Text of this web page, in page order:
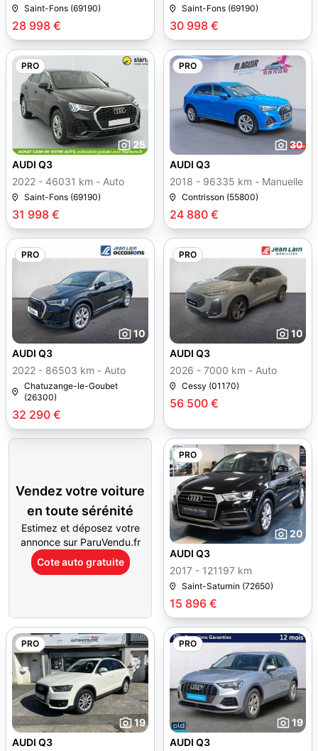
28 998 €
Saint-Fons (69190)
30 998 €
Saint-Fons (69190)
PRO
25
31 998 €
AUDI Q3
2022 - 46031 km - Auto
Saint-Fons (69190)
PRO
30
24 880 €
AUDI Q3
2018 - 96335 km - Manuelle
Contrisson (55800)
PRO
10
32 290 €
AUDI Q3
2022 - 86503 km - Auto
Chatuzange-le-Goubet
(26300)
PRO
10
56 500 €
AUDI Q3
2026 - 7000 km - Auto
Cessy (01170)
Vendez votre voiture
en toute sérénité
Estimez et déposez votre
annonce sur ParuVendu.fr
Cote auto gratuite
PRO
20
15 896 €
AUDI Q3
2017 - 121197 km
Saint-Saturnin (72650)
PRO
19
AUDI Q3
PRO
19
AUDI Q3